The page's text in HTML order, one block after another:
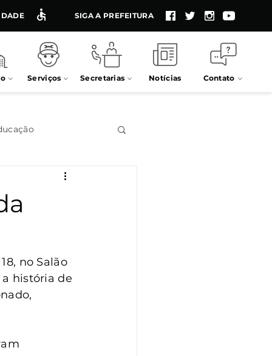
SIGA A PREFEITURA
Serviços Secretarias Notícias Contato
no Salão
história de